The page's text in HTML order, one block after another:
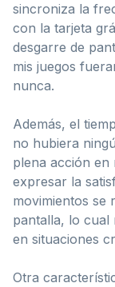
sincroniza la
con la tarjeta
desgarre de
mis juegos
nunca.
Además, el
no hubiera
plena acción en
expresar la
movimientos se
pantalla, lo cual
en situaciones
Otra